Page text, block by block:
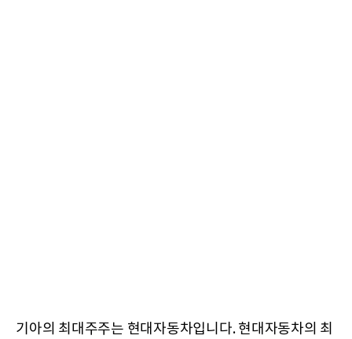
기아의 최대주주는 현대자동차입니다. 현대자동차의 최